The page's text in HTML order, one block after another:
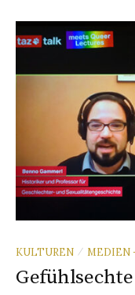
KULTUREN / MEDIEN